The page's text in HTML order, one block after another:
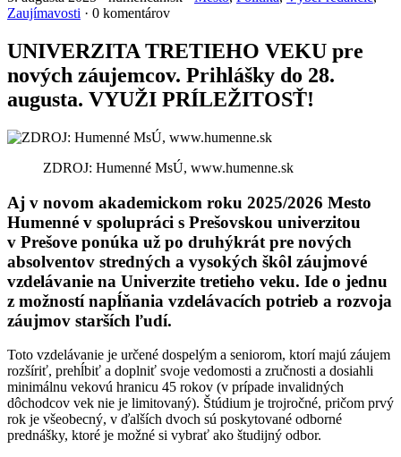
Zaujímavosti · 0 komentárov
UNIVERZITA TRETIEHO VEKU pre
nových záujemcov. Prihlášky do 28.
augusta. VYUŽI PRÍLEŽITOSŤ!
ZDROJ: Humenné MsÚ, www.humenne.sk
Aj v novom akademickom roku 2025/2026 Mesto
Humenné v spolupráci s Prešovskou univerzitou
v Prešove ponúka už po druhýkrát pre nových
absolventov stredných a vysokých škôl záujmové
vzdelávanie na Univerzite tretieho veku. Ide o jednu
z možností napĺňania vzdelávacích potrieb a rozvoja
záujmov starších ľudí.
Toto vzdelávanie je určené dospelým a seniorom, ktorí majú záujem
rozšíriť, prehĺbiť a doplniť svoje vedomosti a zručnosti a dosiahli
minimálnu vekovú hranicu 45 rokov (v prípade invalidných
dôchodcov vek nie je limitovaný). Štúdium je trojročné, pričom prvý
rok je všeobecný, v ďalších dvoch sú poskytované odborné
prednášky, ktoré je možné si vybrať ako študijný odbor.